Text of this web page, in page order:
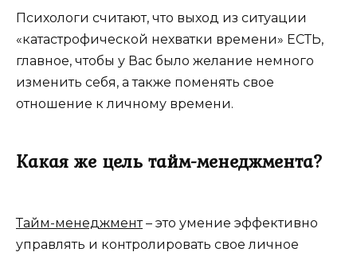
Психологи считают, что выход из ситуации
«катастрофической нехватки времени» ЕСТЬ,
главное, чтобы у Вас было желание немного
изменить себя, а также поменять свое
отношение к личному времени.
Какая же цель тайм-менеджмента?
Тайм-менеджмент– это умение эффективно
управлять и контролировать свое личное